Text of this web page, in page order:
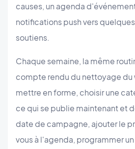
causes, un agenda
notifications push vers
soutiens.
Chaque semaine, la même
compte rendu du nettoyage
mettre en forme, choisir une
ce qui se publie maintenant et
date de campagne, ajouter le
vous à l'agenda, programmer